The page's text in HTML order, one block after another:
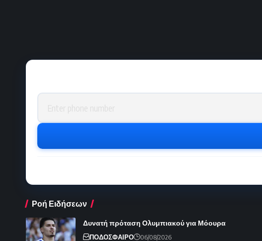
Phone number
Ροή Ειδήσεων
Δυνατή πρόταση Ολυμπιακού για Μόουρα
ΠΟΔΟΣΦΑΙΡΟ 06/08/2026